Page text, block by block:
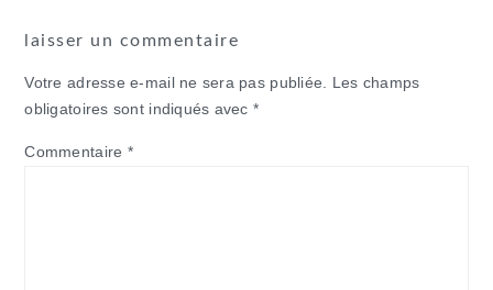
laisser un commentaire
Votre adresse e-mail ne sera pas publiée. Les champs
obligatoires sont indiqués avec*
Commentaire *